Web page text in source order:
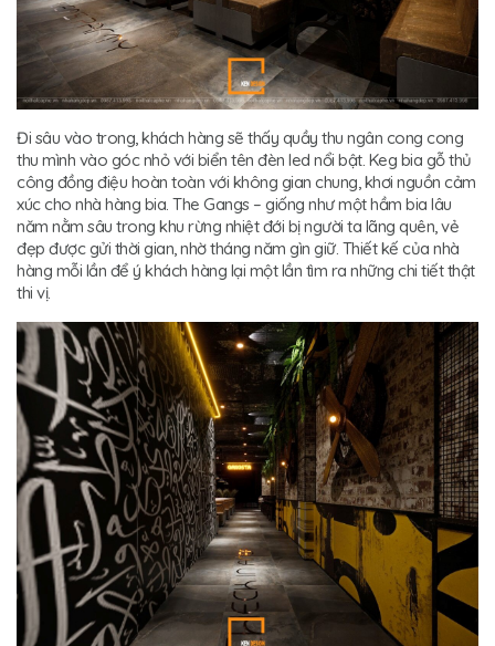
Đi sâu vào trong, khách hàng sẽ thấy quầy thu ngân cong cong
thu mình vào góc nhỏ với biển tên đèn led nổi bật. Keg bia gỗ thủ
công đồng điệu hoàn toàn với không gian chung, khơi nguồn cảm
xúc cho nhà hàng bia. The Gangs – giống như một hầm bia lâu
năm nằm sâu trong khu rừng nhiệt đới bị người ta lãng quên, vẻ
đẹp được gửi thời gian, nhờ tháng năm gìn giữ. Thiết kế của nhà
hàng mỗi lần để ý khách hàng lại một lần tìm ra những chi tiết thật
thi vị.